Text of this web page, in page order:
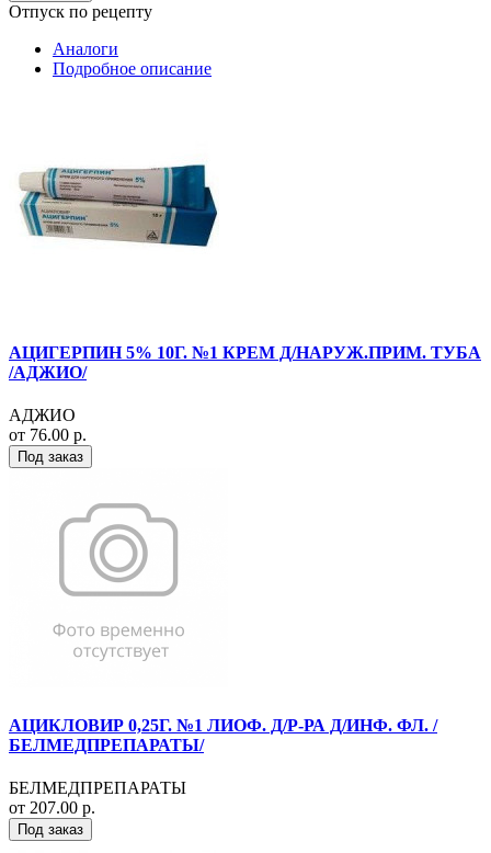
Отпуск по рецепту
Аналоги
Подробное описание
АЦИГЕРПИН 5% 10Г. №1 КРЕМ Д/НАРУЖ.ПРИМ. ТУБА
/АДЖИО/
АДЖИО
от 76.00 р.
Под заказ
АЦИКЛОВИР 0,25Г. №1 ЛИОФ. Д/Р-РА Д/ИНФ. ФЛ. /
БЕЛМЕДПРЕПАРАТЫ/
БЕЛМЕДПРЕПАРАТЫ
от 207.00 р.
Под заказ